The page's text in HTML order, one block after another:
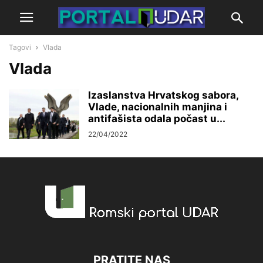
Tagovi Vlada
Vlada
Izaslanstva Hrvatskog sabora,
Vlade, nacionalnih manjina i
antifašista odala počast u...
22/04/2022
PRATITE NAS